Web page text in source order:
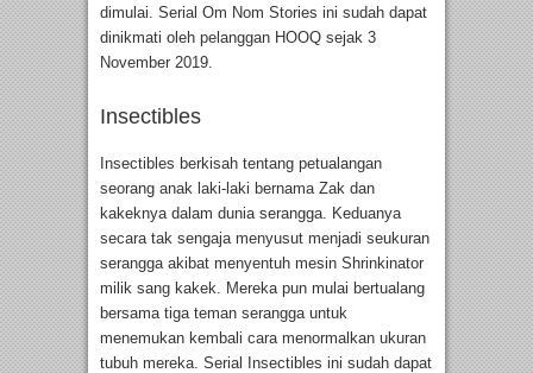
dimulai. Serial Om Nom Stories ini sudah dapat
dinikmati oleh pelanggan HOOQ sejak 3
November 2019.
Insectibles
Insectibles berkisah tentang petualangan
seorang anak laki-laki bernama Zak dan
kakeknya dalam dunia serangga. Keduanya
secara tak sengaja menyusut menjadi seukuran
serangga akibat menyentuh mesin Shrinkinator
milik sang kakek. Mereka pun mulai bertualang
bersama tiga teman serangga untuk
menemukan kembali cara menormalkan ukuran
tubuh mereka. Serial Insectibles ini sudah dapat